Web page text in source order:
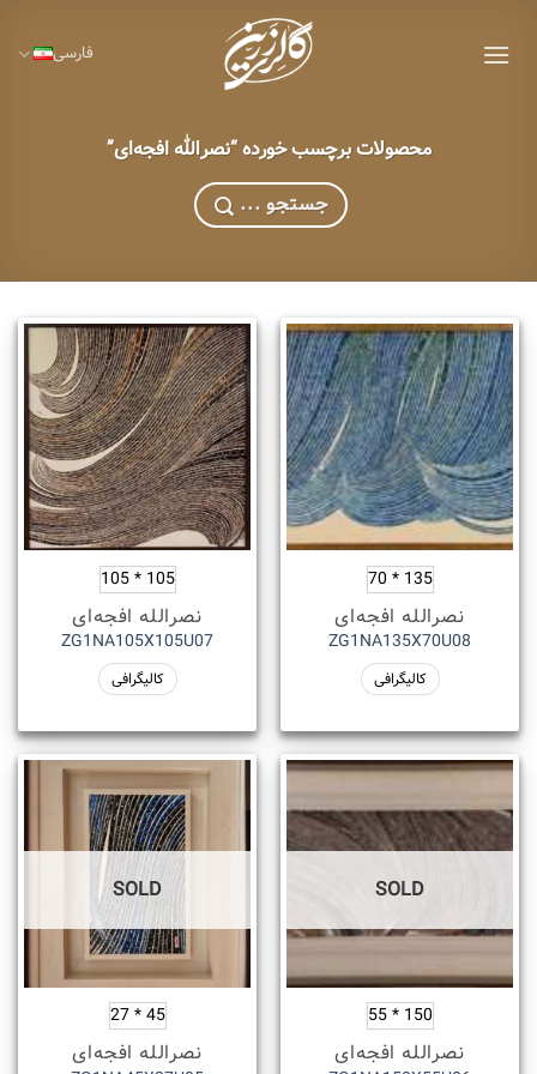
content
فارسی
محصولات برچسب خورده “نصرالله افجه‌ای”
... جستجو
135 * 70
نصرالله افجه‌ای
ZG1NA135X70U08
کالیگرافی
105 * 105
نصرالله افجه‌ای
ZG1NA105X105U07
کالیگرافی
SOLD
150 * 55
نصرالله افجه‌ای
SOLD
45 * 27
نصرالله افجه‌ای